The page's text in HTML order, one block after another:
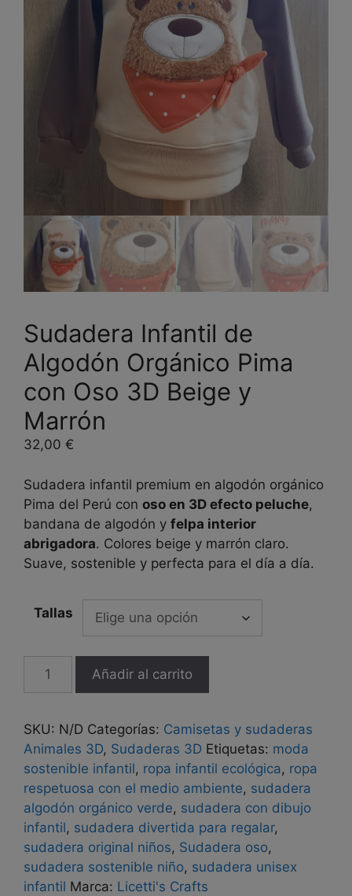
Sudadera Infantil de
Algodón Orgánico Pima
con Oso 3D Beige y
Marrón
32,00 €
Sudadera infantil premium en algodón orgánico
Pima del Perú con oso en 3D efecto peluche,
bandana de algodón y felpa interior
abrigadora. Colores beige y marrón claro.
Suave, sostenible y perfecta para el día a día.
Tallas
Sudadera
Algodón
Orgánico
Pima
con
Oso
3D
Beige
y
Marrón
Añadir al carrito
SKU: N/D Categorías: Camisetas y sudaderas
Animales 3D, Sudaderas 3D Etiquetas: moda
sostenible infantil, ropa infantil ecológica, ropa
respetuosa con el medio ambiente, sudadera
algodón orgánico verde, sudadera con dibujo
infantil, sudadera divertida para regalar,
sudadera original niños, Sudadera oso,
sudadera sostenible niño, sudadera unisex
infantil Marca: Licetti's Crafts